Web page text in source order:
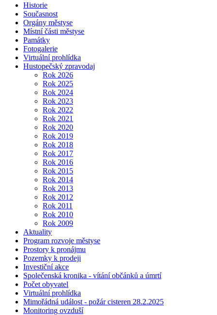
Historie
Současnost
Orgány městyse
Místní části městyse
Památky
Fotogalerie
Virtuální prohlídka
Hustopečský zpravodaj
Rok 2026
Rok 2025
Rok 2024
Rok 2023
Rok 2022
Rok 2021
Rok 2020
Rok 2019
Rok 2018
Rok 2017
Rok 2016
Rok 2015
Rok 2014
Rok 2013
Rok 2012
Rok 2011
Rok 2010
Rok 2009
Aktuality
Program rozvoje městyse
Prostory k pronájmu
Pozemky k prodeji
Investiční akce
Společenská kronika - vítání občánků a úmrtí
Počet obyvatel
Virtuální prohlídka
Mimořádná událost - požár cisteren 28.2.2025
Monitoring ovzduší